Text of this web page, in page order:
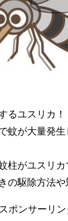
るユスリカ！
蚊が大量発生
柱がユスリカ
の駆除方法や
スポンサーリン